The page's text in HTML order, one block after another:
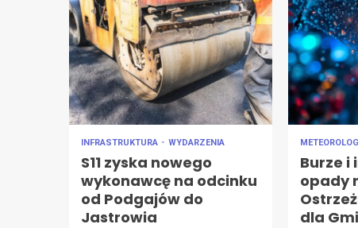
INFRASTRUKTURA WYDARZENIA
S11 zyska nowego
wykonawcę na odcinku
od Podgajów do
Jastrowia
Burze i
opady
dla